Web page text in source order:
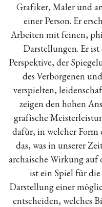
Grafiker, Maler und
einer Person. Er
Arbeiten mit feinen,
Darstellungen. Er
Perspektive, der
des Verborgenen
verspielten,
zeigen den hohen
grafische
dafür, in welcher Form
das, was in unserer
archaische Wirkung auf
ist ein Spiel für
Darstellung einer
entscheiden, welches